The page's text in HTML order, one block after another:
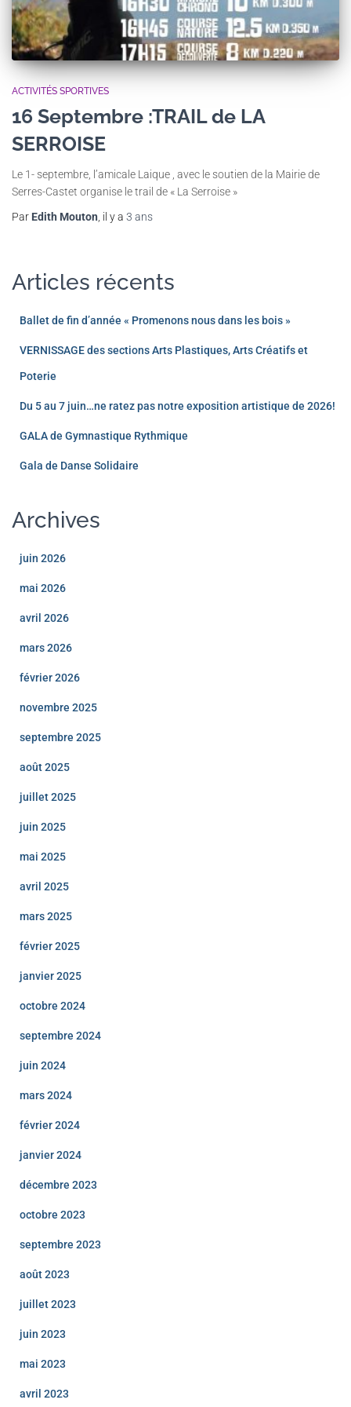
ACTIVITÉS SPORTIVES
16 Septembre :TRAIL de LA
SERROISE
Le 1- septembre, l’amicale Laique , avec le soutien de la Mairie de
Serres-Castet organise le trail de « La Serroise »
Par Edith Mouton , il y a 3 ans
Articles récents
Ballet de fin d’année « Promenons nous dans les bois »
VERNISSAGE des sections Arts Plastiques, Arts Créatifs et
Poterie
Du 5 au 7 juin…ne ratez pas notre exposition artistique de 2026!
GALA de Gymnastique Rythmique
Gala de Danse Solidaire
Archives
juin 2026
mai 2026
avril 2026
mars 2026
février 2026
novembre 2025
septembre 2025
août 2025
juillet 2025
juin 2025
mai 2025
avril 2025
mars 2025
février 2025
janvier 2025
octobre 2024
septembre 2024
juin 2024
mars 2024
février 2024
janvier 2024
décembre 2023
octobre 2023
septembre 2023
août 2023
juillet 2023
juin 2023
mai 2023
avril 2023